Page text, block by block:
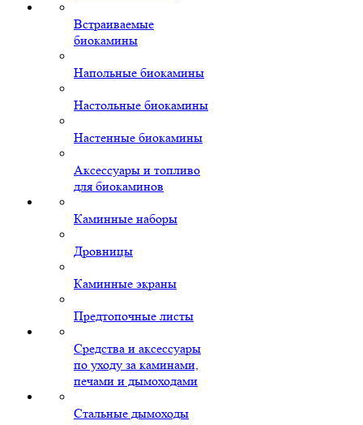
Встраиваемые
биокамины
Напольные биокамины
Настольные биокамины
Настенные биокамины
Аксессуары и топливо
для биокаминов
Каминные наборы
Дровницы
Каминные экраны
Предтопочные листы
Средства и аксессуары
по уходу за каминами,
печами и дымоходами
Стальные дымоходы